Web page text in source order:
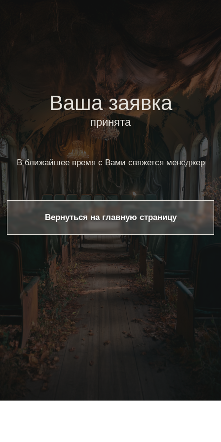
Ваша заявка
В ближайшее время с Вами свяжется менеджер
Вернуться на главную страницу
Вернуться на главную страницу